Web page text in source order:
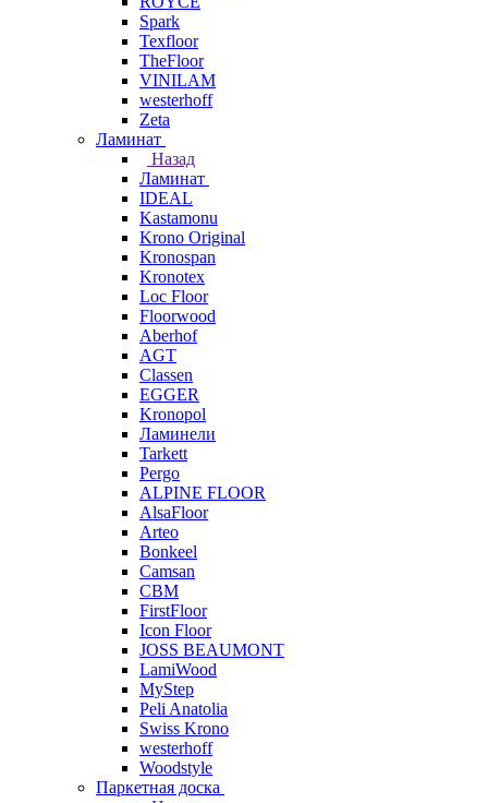
Spark
Texfloor
TheFloor
VINILAM
westerhoff
Zeta
Ламинат
Назад
Ламинат
IDEAL
Kastamonu
Krono Original
Kronospan
Kronotex
Loc Floor
Floorwood
Aberhof
AGT
Classen
EGGER
Kronopol
Ламинели
Tarkett
Pergo
ALPINE FLOOR
AlsaFloor
Arteo
Bonkeel
Camsan
CBM
FirstFloor
Icon Floor
JOSS BEAUMONT
LamiWood
MyStep
Peli Anatolia
Swiss Krono
westerhoff
Woodstyle
Паркетная доска